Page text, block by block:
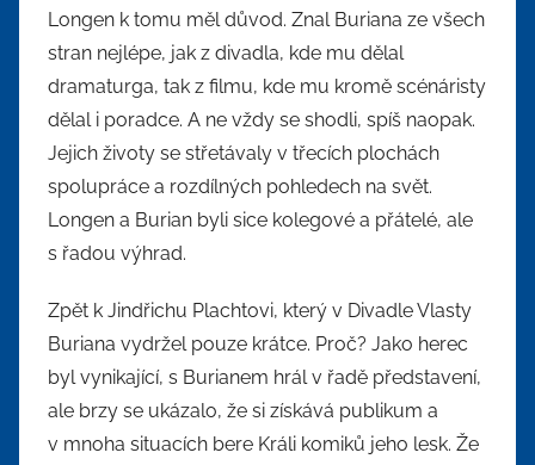
Longen k tomu měl důvod. Znal Buriana ze všech
stran nejlépe, jak z divadla, kde mu dělal
dramaturga, tak z filmu, kde mu kromě scénáristy
dělal i poradce. A ne vždy se shodli, spíš naopak.
Jejich životy se střetávaly v třecích plochách
spolupráce a rozdílných pohledech na svět.
Longen a Burian byli sice kolegové a přátelé, ale
s řadou výhrad.
Zpět k Jindřichu Plachtovi, který v Divadle Vlasty
Buriana vydržel pouze krátce. Proč? Jako herec
byl vynikající, s Burianem hrál v řadě představení,
ale brzy se ukázalo, že si získává publikum a
v mnoha situacích bere Králi komiků jeho lesk. Že